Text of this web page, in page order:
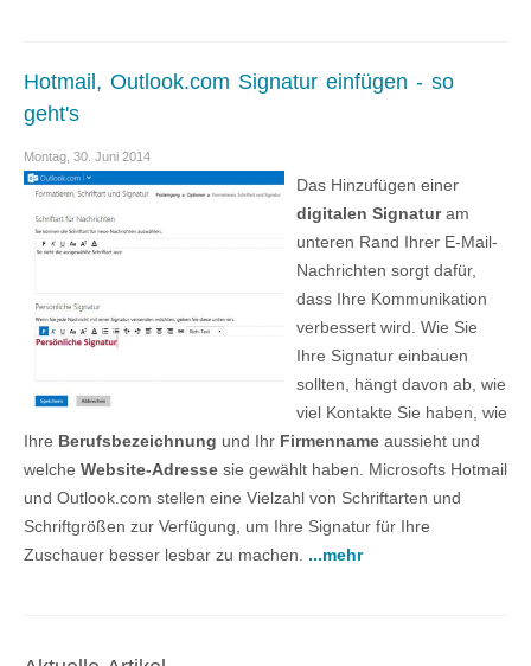
Hotmail, Outlook.com Signatur einfügen - so
geht's
Montag, 30. Juni 2014
Das Hinzufügen einer
digitalen Signaturam
unteren Rand Ihrer E-Mail-
Nachrichten sorgt dafür,
dass Ihre Kommunikation
verbessert wird. Wie Sie
Ihre Signatur einbauen
sollten, hängt davon ab, wie
viel Kontakte Sie haben, wie
Ihre Berufsbezeichnung und Ihr Firmenname aussieht und
welche Website-Adresse sie gewählt haben. Microsofts Hotmail
und Outlook.com stellen eine Vielzahl von Schriftarten und
Schriftgrößen zur Verfügung, um Ihre Signatur für Ihre
Zuschauer besser lesbar zu machen. ...mehr